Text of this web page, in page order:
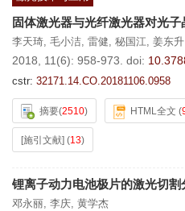
固体激光器与光纤激光器对光
李天琦, 毛小洁, 雷健, 秘国江, 姜东升
2018, 11(6): 958-973. doi:
cstr: 32171.14.CO.20181106.0958
摘要(2510) HTML全文 (
[施引文献] (13)
锂离子动力电池极片的激光切割
邓永丽, 李庆, 黄学杰